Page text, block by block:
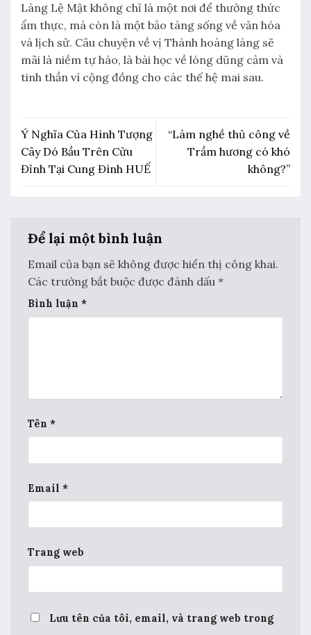
Làng Lệ Mật không chỉ là một nơi để thưởng thức
ẩm thực, mà còn là một bảo tàng sống về văn hóa
và lịch sử. Câu chuyện về vị Thành hoàng làng sẽ
mãi là niềm tự hào, là bài học về lòng dũng cảm và
tinh thần vì cộng đồng cho các thế hệ mai sau.
Ý Nghĩa Của Hình Tượng
Cây Dó Bầu Trên Cửu
Đỉnh Tại Cung Đình HUẾ
“Làm nghề thủ công về
Trầm hương có khó
không?”
Để lại một bình luận
Email của bạn sẽ không được hiển thị công khai.
Các trường bắt buộc được đánh dấu *
Bình luận *
Tên *
Email *
Trang web
Lưu tên của tôi, email, và trang web trong